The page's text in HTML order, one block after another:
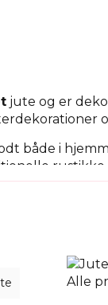
jute og er
både i
rustikke
mere